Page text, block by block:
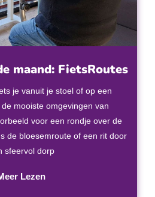
maand: FietsRoutes
je vanuit je stoel of op een
mooiste omgevingen van
voor een rondje over de
de bloesemroute of een rit door
sfeervol dorp
Lezen